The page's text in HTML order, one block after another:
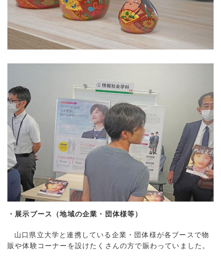
・展示ブース（地域の企業・団体様等）
山口県立大学と連携している企業・団体様が各ブースで物
販や体験コーナーを設けたくさんの方で賑わっていました。